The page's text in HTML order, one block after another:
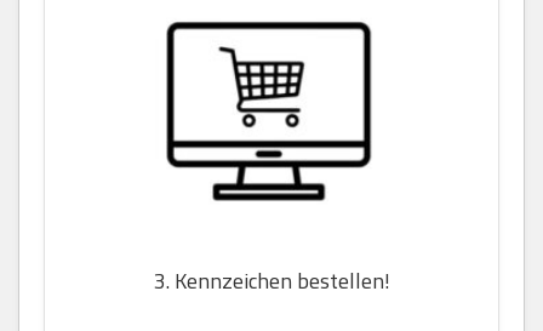
3. Kennzeichen bestellen!